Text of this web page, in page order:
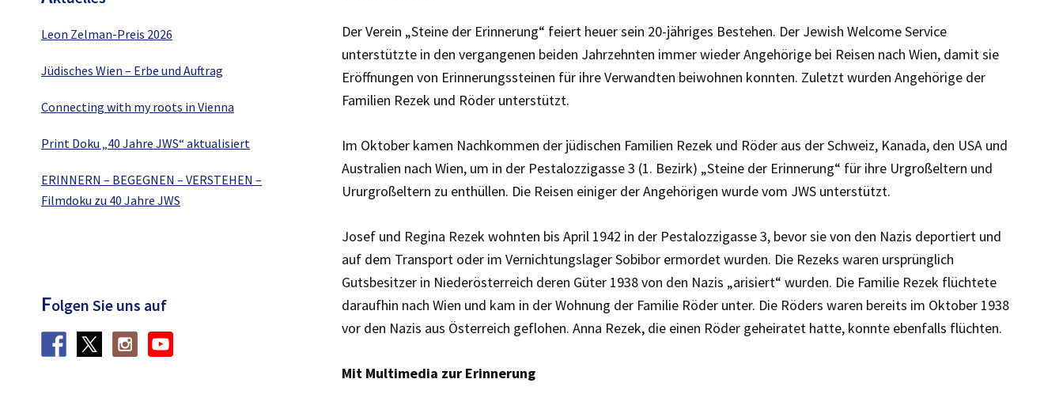
Der Verein „Steine der Erinnerung“ feiert heuer sein 20-jähriges Bestehen. Der Jewish Welcome Service
unterstützte in den vergangenen beiden Jahrzehnten immer wieder Angehörige bei Reisen nach Wien, damit sie
Eröffnungen von Erinnerungssteinen für ihre Verwandten beiwohnen konnten. Zuletzt wurden Angehörige der
Familien Rezek und Röder unterstützt.
Im Oktober kamen Nachkommen der jüdischen Familien Rezek und Röder aus der Schweiz, Kanada, den USA und
Australien nach Wien, um in der Pestalozzigasse 3 (1. Bezirk) „Steine der Erinnerung“ für ihre Urgroßeltern und
Ururgroßeltern zu enthüllen. Die Reisen einiger der Angehörigen wurde vom JWS unterstützt.
Josef und Regina Rezek wohnten bis April 1942 in der Pestalozzigasse 3, bevor sie von den Nazis deportiert und
auf dem Transport oder im Vernichtungslager Sobibor ermordet wurden. Die Rezeks waren ursprünglich
Gutsbesitzer in Niederösterreich deren Güter 1938 von den Nazis „arisiert“ wurden. Die Familie Rezek flüchtete
daraufhin nach Wien und kam in der Wohnung der Familie Röder unter. Die Röders waren bereits im Oktober 1938
vor den Nazis aus Österreich geflohen. Anna Rezek, die einen Röder geheiratet hatte, konnte ebenfalls flüchten.
Mit Multimedia zur Erinnerung
Leon Zelman-Preis 2026
Jüdisches Wien – Erbe und Auftrag
Connecting with my roots in Vienna
Print Doku „40 Jahre JWS“ aktualisiert
ERINNERN – BEGEGNEN – VERSTEHEN –
Filmdoku zu 40 Jahre JWS
Folgen Sie uns auf